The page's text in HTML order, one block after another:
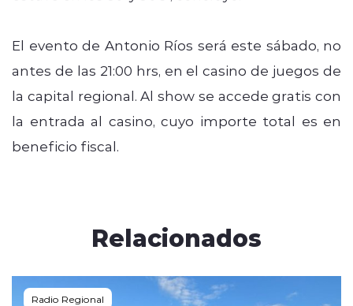
El evento de Antonio Ríos será este sábado, no
antes de las 21:00 hrs, en el casino de juegos de
la capital regional. Al show se accede gratis con
la entrada al casino, cuyo importe total es en
beneficio fiscal.
Relacionados
Radio Regional